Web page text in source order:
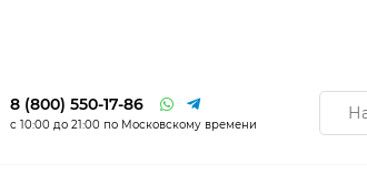
8 (800) 550-17-86
с 10:00 до 21:00 по Московскому времени